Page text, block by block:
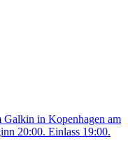
Galkin in Kopenhagen am
20:00. Einlass 19:00.